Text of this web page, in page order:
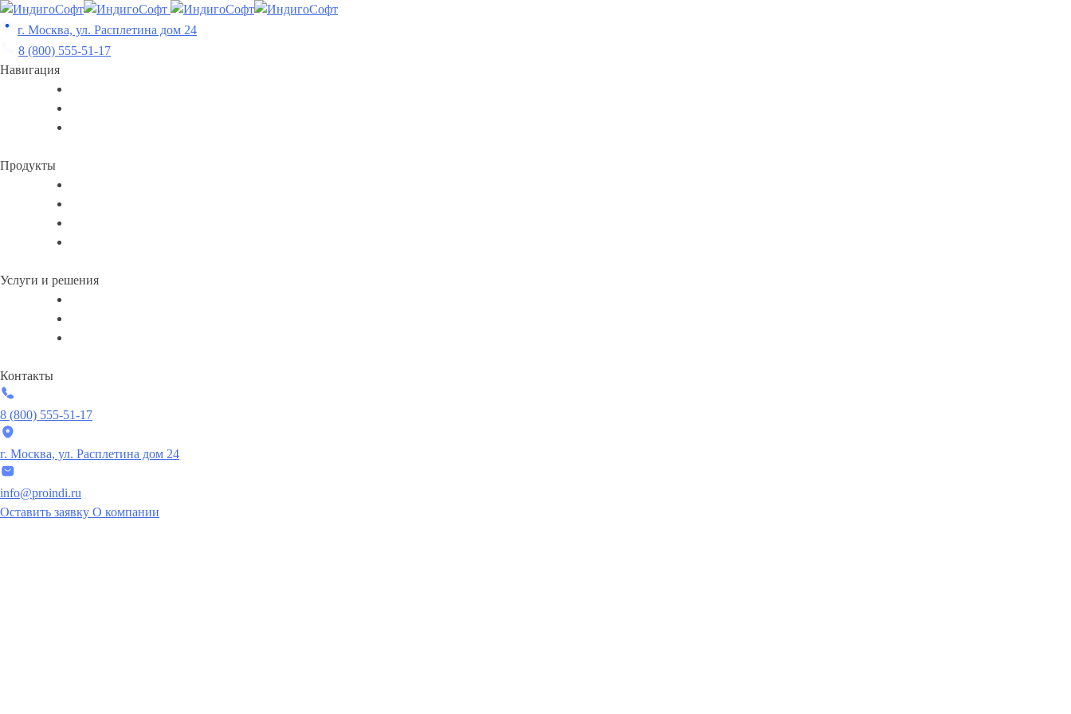
Skip
to
content
г. Москва, ул. Расплетина дом 24
8 (800) 555-51-17
Навигация
Продукты
Услуги и решения
Контакты
8 (800) 555-51-17
г. Москва, ул. Расплетина дом 24
info@proindi.ru
Оставить заявку О компании